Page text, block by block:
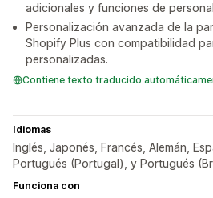
adicionales y funciones de
Personalización avanzada de la
Shopify Plus con compatibilidad
personalizadas.
Contiene texto traducido
Idiomas
Inglés, Japonés, Francés, Alemán,
Portugués (Portugal), y Portugués
Funciona con